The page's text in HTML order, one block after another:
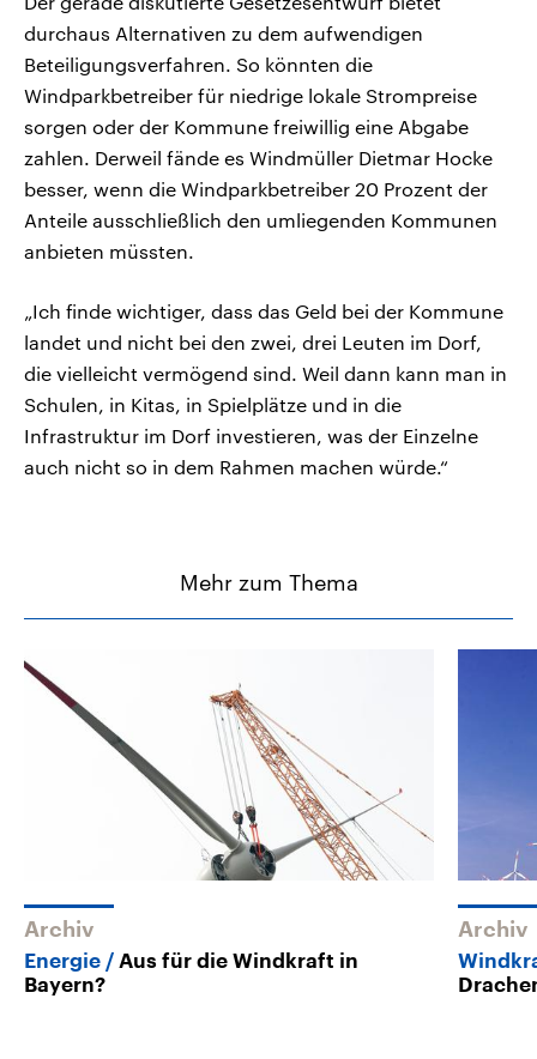
durchaus Alternativen zu dem aufwendigen
Beteiligungsverfahren. So könnten die
Windparkbetreiber für niedrige lokale Strompreise
sorgen oder der Kommune freiwillig eine Abgabe
zahlen. Derweil fände es Windmüller Dietmar Hocke
besser, wenn die Windparkbetreiber 20 Prozent der
Anteile ausschließlich den umliegenden Kommunen
anbieten müssten.
„Ich finde wichtiger, dass das Geld bei der Kommune
landet und nicht bei den zwei, drei Leuten im Dorf,
die vielleicht vermögend sind. Weil dann kann man in
Schulen, in Kitas, in Spielplätze und in die
Infrastruktur im Dorf investieren, was der Einzelne
auch nicht so in dem Rahmen machen würde.“
Mehr zum Thema
Archiv
Energie
Aus für die Windkraft in
Bayern?
Archiv